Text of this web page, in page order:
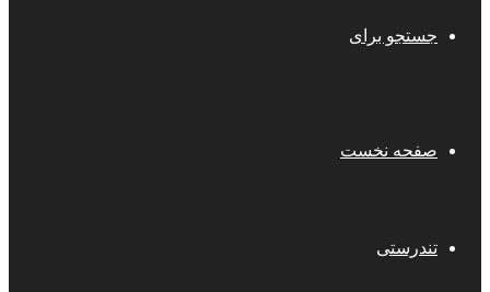
جستجو برای
صفحه نخست
تندرستی